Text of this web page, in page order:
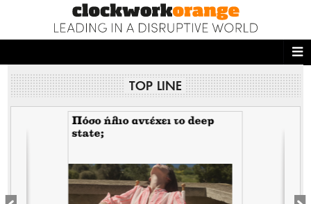
NEWS DESK
THE ONES WHO DO
TOP LINE
Πόσο ήλιο αντέχει το deep
state;